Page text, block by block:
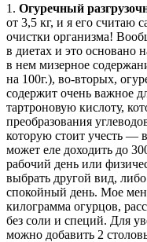
1. Огуречный
от 3,5 кг, и я его
очистки организма!
в диетах и это основано
в нем мизерное
на 100г.), во-вторых,
содержит очень важное
тартроновую кислоту,
преобразования
которую стоит учесть —
может еле доходить до
рабочий день или
выбрать другой вид,
спокойный день. Мое
килограмма огурцов,
без соли и специй. Для
можно добавить 2